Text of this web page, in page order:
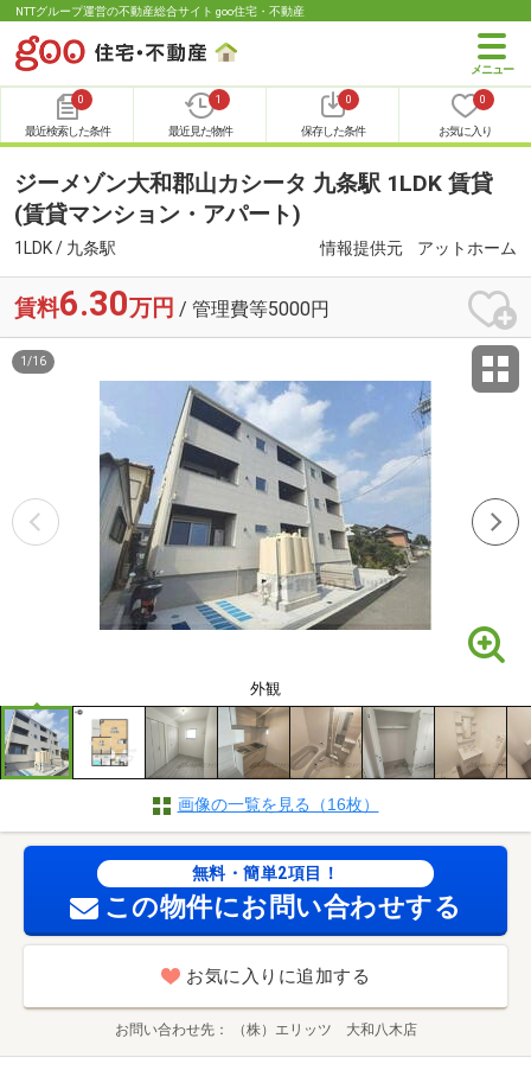
NTTグループ運営の不動産総合サイト goo住宅・不動産
0
最近検索した条件
1
最近見た物件
0
保存した条件
0
お気に入り
ジーメゾン大和郡山カシータ 九条駅 1LDK 賃貸
(賃貸マンション・アパート)
1LDK / 九条駅 情報提供元 アットホーム
賃料6.30万円 / 管理費等5000円
外観
1 /16
画像の一覧を見る（16枚）
無料・簡単2項目！
この物件にお問い合わせする
お気に入りに追加する
お問い合わせ先 （株）エリッツ 大和八木店